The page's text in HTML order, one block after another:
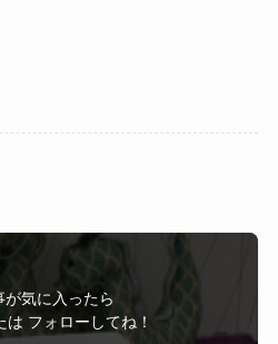
が気に入ったら
は フォローしてね！